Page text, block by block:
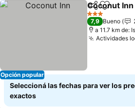
Opción popular
Compartir
Añadir
Coconut Inn
3 Estrellas
7,9 Bueno
a 11.7 km de:
Actividades
Seleccioná las fechas para ver los
exactos